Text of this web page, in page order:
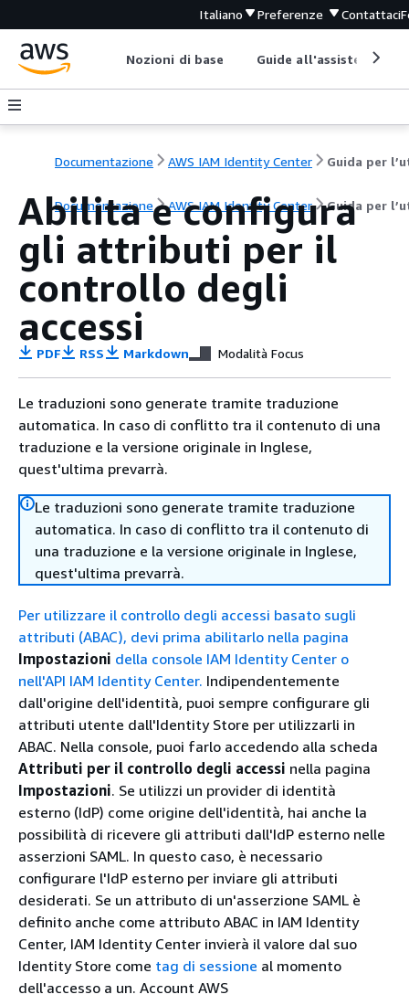
Italiano Preferenze Contattaci
Nozioni di base Guide all'assistenza
Documentazione AWS IAM Identity Center
Documentazione AWS IAM Identity Center Guida per
Abilita e configura
gli attributi per il
controllo degli
accessi
PDF RSS Markdown Modalità Focus
Le traduzioni sono generate tramite traduzione
automatica. In caso di conflitto tra il contenuto di una
traduzione e la versione originale in Inglese,
quest'ultima prevarrà.
Le traduzioni sono generate tramite traduzione
automatica. In caso di conflitto tra il contenuto di
una traduzione e la versione originale in Inglese,
quest'ultima prevarrà.
Per utilizzare il controllo degli accessi basato sugli
attributi (ABAC), devi prima abilitarlo nella pagina
Impostazioni della console IAM Identity Center o
nell'API IAM Identity Center. Indipendentemente
dall'origine dell'identità, puoi sempre configurare gli
attributi utente dall'Identity Store per utilizzarli in
ABAC. Nella console, puoi farlo accedendo alla scheda
Attributi per il controllo degli accessi nella pagina
Impostazioni. Se utilizzi un provider di identità
esterno (IdP) come origine dell'identità, hai anche la
possibilità di ricevere gli attributi dall'IdP esterno nelle
asserzioni SAML. In questo caso, è necessario
configurare l'IdP esterno per inviare gli attributi
desiderati. Se un attributo di un'asserzione SAML è
definito anche come attributo ABAC in IAM Identity
Center, IAM Identity Center invierà il valore dal suo
Identity Store come tag di sessione al momento
dell'accesso a un. Account AWS